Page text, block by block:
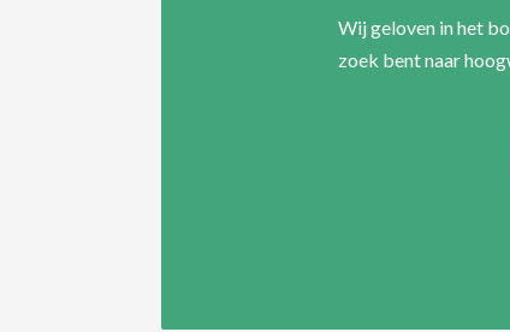
Wij geloven in het
zoek bent naar